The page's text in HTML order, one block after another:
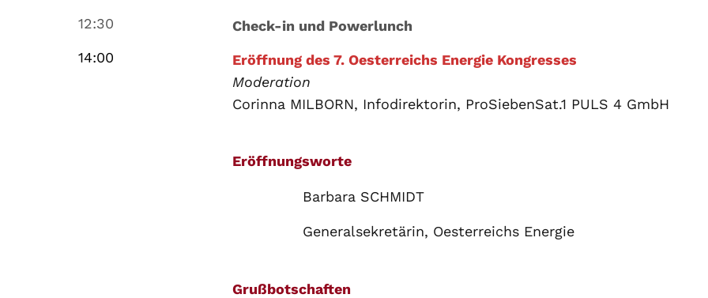
12:30
Check-in und Powerlunch
14:00
Eröffnung des 7. Oesterreichs Energie Kongresses
Moderation
Corinna MILBORN, Infodirektorin, ProSiebenSat.1 PULS 4 GmbH
Eröffnungsworte
Barbara SCHMIDT
Generalsekretärin, Oesterreichs Energie
Grußbotschaften